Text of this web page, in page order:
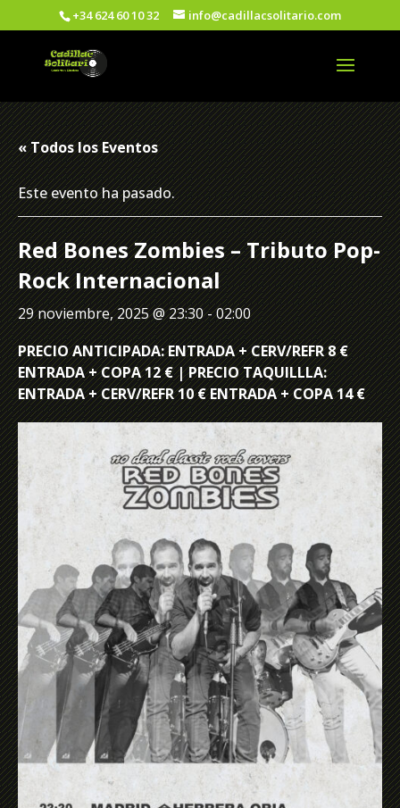
+34 624 60 10 32 info@cadillacsolitario.com
« Todos los Eventos
Este evento ha pasado.
Red Bones Zombies – Tributo Pop-
Rock Internacional
29 noviembre, 2025 @ 23:30-02:00
PRECIO ANTICIPADA: ENTRADA + CERV/REFR 8 €
ENTRADA + COPA 12 € | PRECIO TAQUILLLA:
ENTRADA + CERV/REFR 10 € ENTRADA + COPA 14 €